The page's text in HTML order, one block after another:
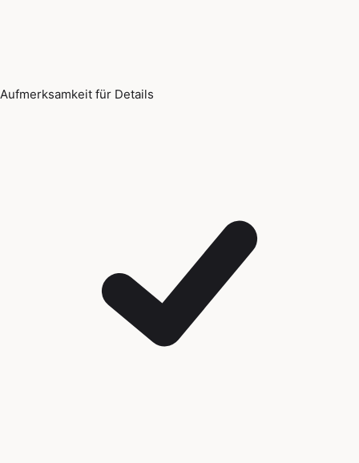
Aufmerksamkeit für Details